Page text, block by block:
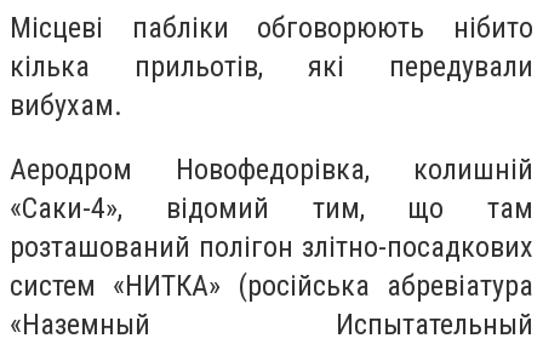
Місцеві пабліки обговорюють нібито
кілька прильотів, які передували
вибухам.
Аеродром Новофедорівка, колишній
«Саки-4», відомий тим, що там
розташований полігон злітно-посадкових
систем «НИТКА» (російська абревіатура
«Наземный Испытательный